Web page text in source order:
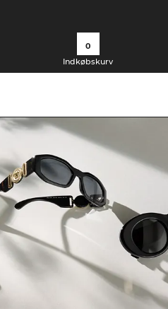
0
Indkøbskurv